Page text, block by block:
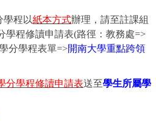
學程以紙本方式辦理，請至註課組
學程修讀申請表(路徑：教務處=>
分學程表單=>開南大學重點跨領
分學程修讀申請表送至學生所屬學